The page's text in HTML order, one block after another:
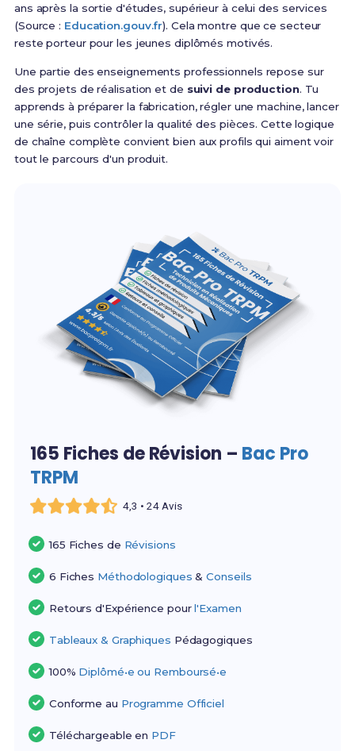
ans après la sortie d'études, supérieur à celui des services
(Source : Education.gouv.fr). Cela montre que ce secteur
reste porteur pour les jeunes diplômés motivés.
Une partie des enseignements professionnels repose sur
des projets de réalisation et de suivi de production. Tu
apprends à préparer la fabrication, régler une machine, lancer
une série, puis contrôler la qualité des pièces. Cette logique
de chaîne complète convient bien aux profils qui aiment voir
tout le parcours d'un produit.
165 Fiches de Révision – Bac Pro
TRPM
4,3 • 24 Avis
165 Fiches de Révisions
6 Fiches Méthodologiques &Conseils
Retours d'Expérience pourl'Examen
Tableaux & Graphiques Pédagogiques
100% Diplômé•e ou Remboursé•e
Conforme au Programme Officiel
Téléchargeable en PDF